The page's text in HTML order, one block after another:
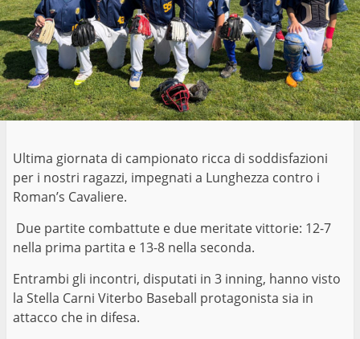
Ultima giornata di campionato ricca di soddisfazioni
per i nostri ragazzi, impegnati a Lunghezza contro i
Roman’s Cavaliere.
Due partite combattute e due meritate vittorie: 12-7
nella prima partita e 13-8 nella seconda.
Entrambi gli incontri, disputati in 3 inning, hanno visto
la Stella Carni Viterbo Baseball protagonista sia in
attacco che in difesa.